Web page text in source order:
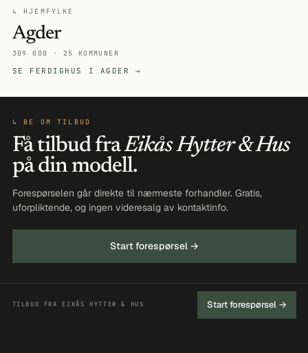
↳ HJEMFYLKE
Agder
309 000 · 25 KOMMUNER
SE FERDIGHUS I AGDER →
↳ BE OM TILBUD
Få tilbud fraEikås Hytter & Hus
på din modell.
Forespørselen går direkte til nærmeste forhandler. Gratis,
uforpliktende, og ingen videresalg av kontaktinfo.
Start forespørsel →
TILBUD FRA EIKÅS HYTTER & HUS Start forespørsel →